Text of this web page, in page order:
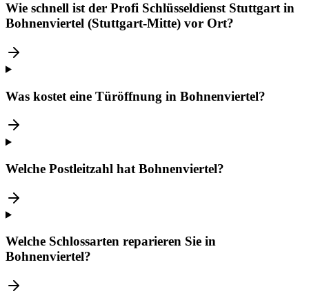
Wie schnell ist der Profi Schlüsseldienst Stuttgart in
Bohnenviertel (Stuttgart-Mitte) vor Ort?
Was kostet eine Türöffnung in Bohnenviertel?
Welche Postleitzahl hat Bohnenviertel?
Welche Schlossarten reparieren Sie in
Bohnenviertel?